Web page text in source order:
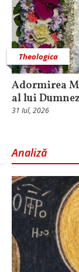
Theologica
Adormirea
al lui
31 Iul, 2026
Analiză